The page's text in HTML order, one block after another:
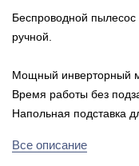
Беспроводной
ручной.
Мощный инверторный
Время работы без
Напольная подставка
Все описание